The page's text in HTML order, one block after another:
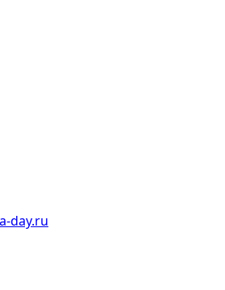
day.ru